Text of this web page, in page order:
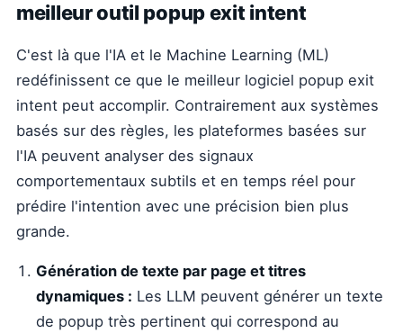
meilleur outil popup exit intent
C'est là que l'IA et le Machine Learning (ML)
redéfinissent ce que le meilleur logiciel popup exit
intent peut accomplir. Contrairement aux systèmes
basés sur des règles, les plateformes basées sur
l'IA peuvent analyser des signaux
comportementaux subtils et en temps réel pour
prédire l'intention avec une précision bien plus
grande.
Génération de texte par page et titres
dynamiques : Les LLM peuvent générer un texte
de popup très pertinent qui correspond au